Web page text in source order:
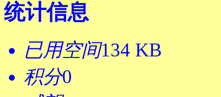
统计信息
已用空间134 KB
积分0